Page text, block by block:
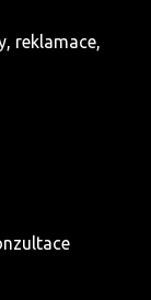
reklamace,